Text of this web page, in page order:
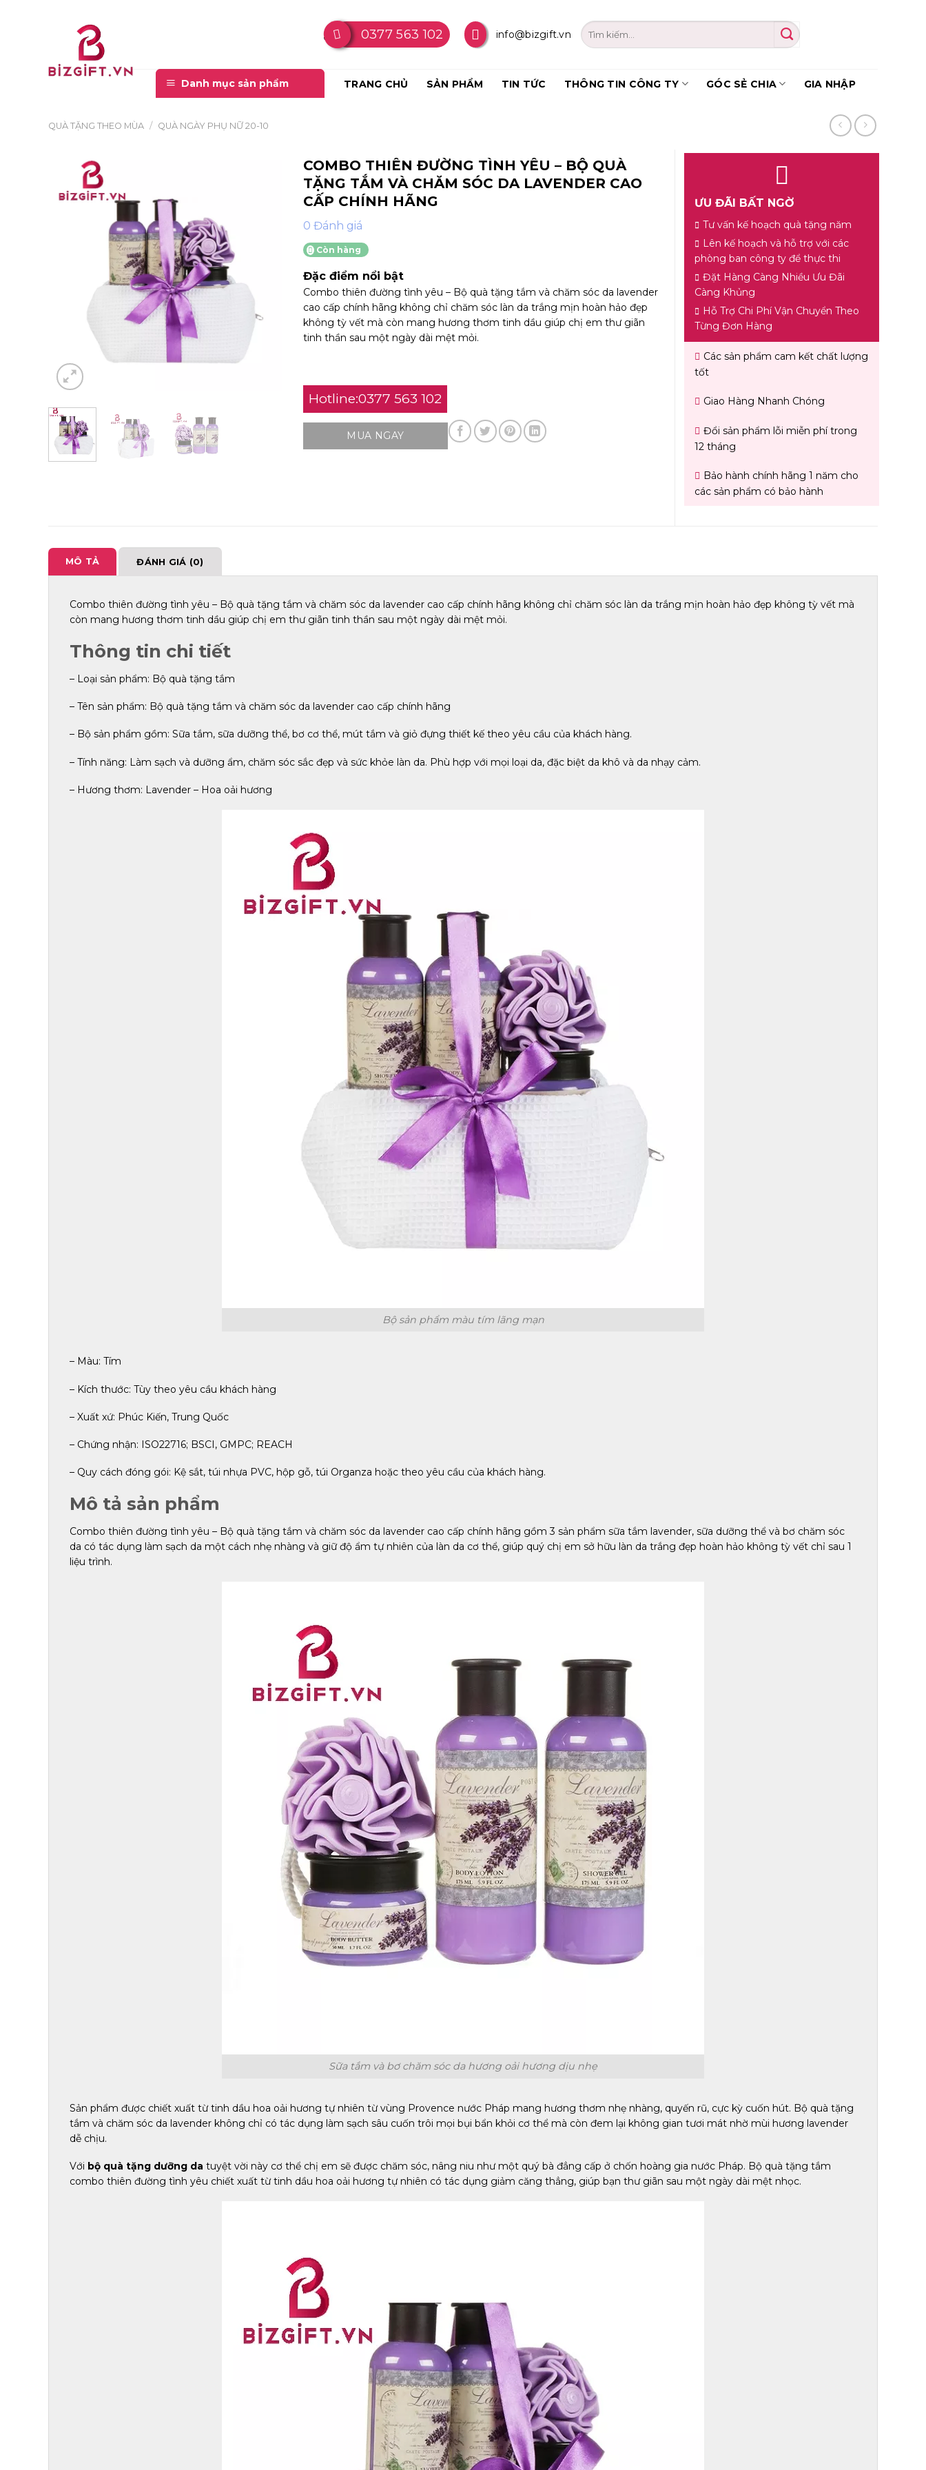
0377 563 102 info@bizgift.vn
Danh mục sản phẩm TRANG CHỦ SẢN PHẨM TIN TỨC THÔNG TIN CÔNG TY GÓC SẺ CHIA GIA NHẬP
QUÀ TẶNG THEO MÙA / QUÀ NGÀY PHỤ NỮ 20-10
COMBO THIÊN ĐƯỜNG TÌNH YÊU – BỘ QUÀ
TẶNG TẮM VÀ CHĂM SÓC DA LAVENDER CAO
CẤP CHÍNH HÃNG
0 Đánh giá
Còn hàng
Đặc điểm nổi bật
Combo thiên đường tình yêu – Bộ quà tặng tắm và chăm sóc da lavender
cao cấp chính hãng không chỉ chăm sóc làn da trắng mịn hoàn hảo đẹp
không tỳ vết mà còn mang hương thơm tinh dầu giúp chị em thư giãn
tinh thần sau một ngày dài mệt mỏi.
Hotline:0377 563 102
MUA NGAY
ƯU ĐÃI BẤT NGỜ
Tư vấn kế hoạch quà tặng năm
Lên kế hoạch và hỗ trợ với các
phòng ban công ty để thực thi
Đặt Hàng Càng Nhiều Ưu Đãi
Càng Khủng
Hỗ Trợ Chi Phí Vận Chuyển Theo
Từng Đơn Hàng
Các sản phẩm cam kết chất lượng
tốt
Giao Hàng Nhanh Chóng
Đổi sản phẩm lỗi miễn phí trong
12 tháng
Bảo hành chính hãng 1 năm cho
các sản phẩm có bảo hành
MÔ TẢ ĐÁNH GIÁ (0)
Combo thiên đường tình yêu – Bộ quà tặng tắm và chăm sóc da lavender cao cấp chính hãng không chỉ chăm sóc làn da trắng mịn hoàn hảo đẹp không tỳ vết mà
còn mang hương thơm tinh dầu giúp chị em thư giãn tinh thần sau một ngày dài mệt mỏi.
Thông tin chi tiết
– Loại sản phẩm: Bộ quà tặng tắm
– Tên sản phẩm: Bộ quà tặng tắm và chăm sóc da lavender cao cấp chính hãng
– Bộ sản phẩm gồm: Sữa tắm, sữa dưỡng thể, bơ cơ thể, mút tắm và giỏ đựng thiết kế theo yêu cầu của khách hàng.
– Tính năng: Làm sạch và dưỡng ẩm, chăm sóc sắc đẹp và sức khỏe làn da. Phù hợp với mọi loại da, đặc biệt da khô và da nhạy cảm.
– Hương thơm: Lavender – Hoa oải hương
Bộ sản phẩm màu tím lãng mạn
– Màu: Tím
– Kích thước: Tùy theo yêu cầu khách hàng
– Xuất xứ: Phúc Kiến, Trung Quốc
– Chứng nhận: ISO22716; BSCI, GMPC; REACH
– Quy cách đóng gói: Kệ sắt, túi nhựa PVC, hộp gỗ, túi Organza hoặc theo yêu cầu của khách hàng.
Mô tả sản phẩm
Combo thiên đường tình yêu – Bộ quà tặng tắm và chăm sóc da lavender cao cấp chính hãng gồm 3 sản phẩm sữa tắm lavender, sữa dưỡng thể và bơ chăm sóc
da có tác dụng làm sạch da một cách nhẹ nhàng và giữ độ ẩm tự nhiên của làn da cơ thể, giúp quý chị em sở hữu làn da trắng đẹp hoàn hảo không tỳ vết chỉ sau 1
liệu trình.
Sữa tắm và bơ chăm sóc da hương oải hương dịu nhẹ
Sản phẩm được chiết xuất từ tinh dầu hoa oải hương tự nhiên từ vùng Provence nước Pháp mang hương thơm nhẹ nhàng, quyến rũ, cực kỳ cuốn hút. Bộ quà tặng
tắm và chăm sóc da lavender không chỉ có tác dụng làm sạch sâu cuốn trôi mọi bụi bẩn khỏi cơ thể mà còn đem lại không gian tươi mát nhờ mùi hương lavender
dễ chịu.
Với bộ quà tặng dưỡng da tuyệt vời này cơ thể chị em sẽ được chăm sóc, nâng niu như một quý bà đẳng cấp ở chốn hoàng gia nước Pháp. Bộ quà tặng tắm
combo thiên đường tình yêu chiết xuất từ tinh dầu hoa oải hương tự nhiên có tác dụng giảm căng thẳng, giúp bạn thư giãn sau một ngày dài mệt nhọc.